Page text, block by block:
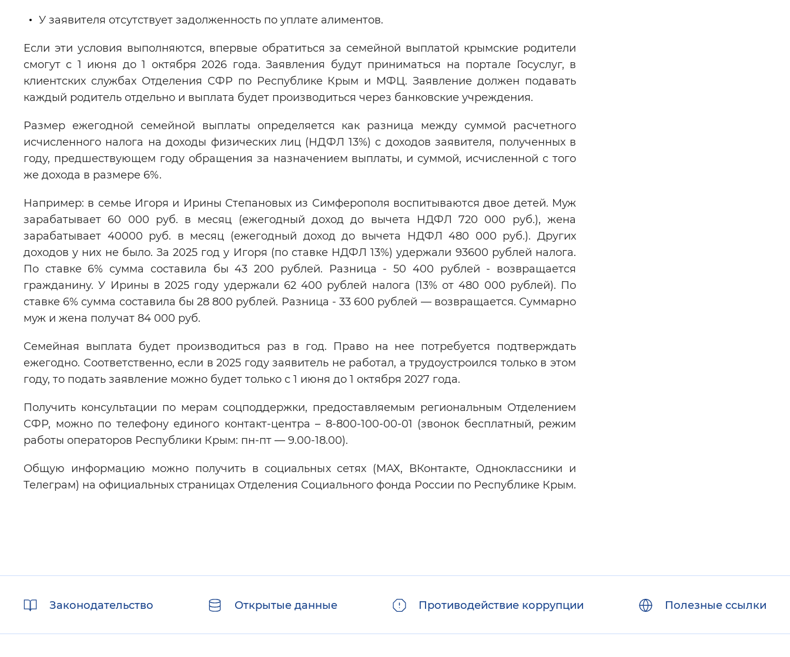
У заявителя отсутствует задолженность по уплате алиментов.
Если эти условия выполняются, впервые обратиться за семейной выплатой крымские родители
смогут с 1 июня до 1 октября 2026 года. Заявления будут приниматься на портале Госуслуг, в
клиентских службах Отделения СФР по Республике Крым и МФЦ. Заявление должен подавать
каждый родитель отдельно и выплата будет производиться через банковские учреждения.
Размер ежегодной семейной выплаты определяется как разница между суммой расчетного
исчисленного налога на доходы физических лиц (НДФЛ 13%) с доходов заявителя, полученных в
году, предшествующем году обращения за назначением выплаты, и суммой, исчисленной с того
же дохода в размере 6%.
Например: в семье Игоря и Ирины Степановых из Симферополя воспитываются двое детей. Муж
зарабатывает 60 000 руб. в месяц (ежегодный доход до вычета НДФЛ 720 000 руб.), жена
зарабатывает 40000 руб. в месяц (ежегодный доход до вычета НДФЛ 480 000 руб.). Других
доходов у них не было. За 2025 год у Игоря (по ставке НДФЛ 13%) удержали 93600 рублей налога.
По ставке 6% сумма составила бы 43 200 рублей. Разница - 50 400 рублей - возвращается
гражданину. У Ирины в 2025 году удержали 62 400 рублей налога (13% от 480 000 рублей). По
ставке 6% сумма составила бы 28 800 рублей. Разница - 33 600 рублей — возвращается. Суммарно
муж и жена получат 84 000 руб.
Семейная выплата будет производиться раз в год. Право на нее потребуется подтверждать
ежегодно. Соответственно, если в 2025 году заявитель не работал, а трудоустроился только в этом
году, то подать заявление можно будет только с 1 июня до 1 октября 2027 года.
Получить консультации по мерам соцподдержки, предоставляемым региональным Отделением
СФР, можно по телефону единого контакт-центра – 8-800-100-00-01 (звонок бесплатный, режим
работы операторов Республики Крым: пн-пт — 9.00-18.00).
Общую информацию можно получить в социальных сетях (МАХ, ВКонтакте, Одноклассники и
Телеграм) на официальных страницах Отделения Социального фонда России по Республике Крым.
ссылкиЗаконодательство Открытые данные Противодействие коррупции Полезные ссылки